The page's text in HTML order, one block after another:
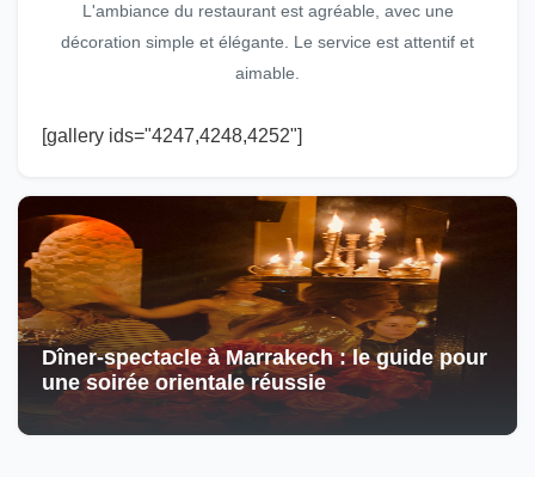
L'ambiance du restaurant est agréable, avec une
décoration simple et élégante. Le service est attentif et
aimable.
[gallery ids="4247,4248,4252"]
Dîner-spectacle à Marrakech : le guide pour
une soirée orientale réussie